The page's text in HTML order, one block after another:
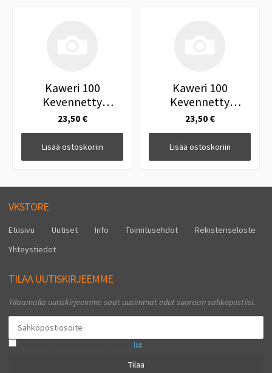
Kaweri 100
Kevennetty
Tasapainopilkki
Muikku
23,50 €
Lisää ostoskoriin
Kaweri 100
Kevennetty
Tasapainopilkki
Kuore
23,50 €
Lisää ostoskoriin
VKSTORE
Etusivu Uutiset Info Toimitusehdot
Rekisteriseloste
Yhteystiedot
TILAA UUTISKIRJEEMME
Tilaamalla uutiskirjeemme saat uusimmat edut suoraan sähköpostiisi.
lue
Tilaa